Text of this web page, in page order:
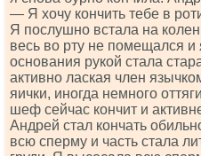
— Я хочу кончить тебе в
Я послушно встала на
весь во рту не помещался и
основания рукой стала
активно лаская член
яички, иногда немного
шеф сейчас кончит и
Андрей стал кончать
всю сперму и часть стала